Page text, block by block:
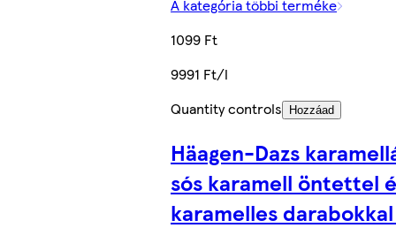
A kategória többi terméke
1099 Ft
9991 Ft/l
Quantity controls
Hozzáad
Häagen-Dazs
sós karamell öntettel
karamelles